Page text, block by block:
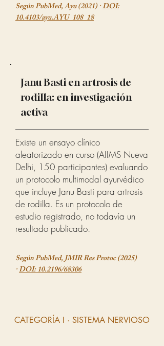
Según PubMed, Ayu (2021) ·DOI:
10.4103/ayu.AYU_108_18
Janu Basti en artrosis de
rodilla: en investigación
activa
Existe un ensayo clínico
aleatorizado en curso (AIIMS Nueva
Delhi, 150 participantes) evaluando
un protocolo multimodal ayurvédico
que incluye Janu Basti para artrosis
de rodilla. Es un protocolo de
estudio registrado, no todavía un
resultado publicado.
Según PubMed, JMIR Res Protoc (2025)
·DOI: 10.2196/68306
CATEGORÍA I · SISTEMA NERVIOSO